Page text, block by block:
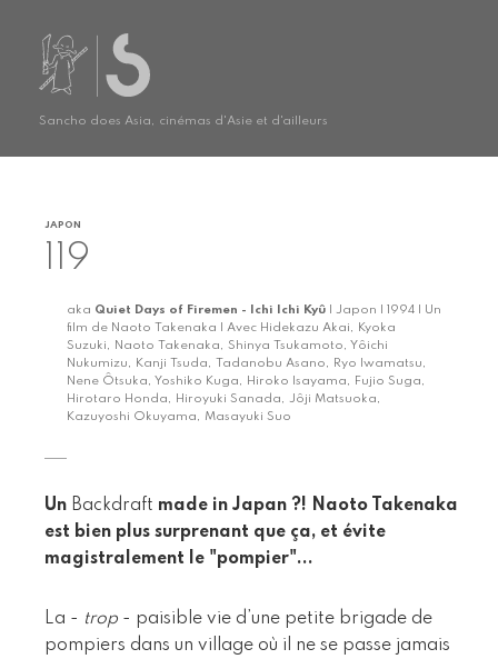
Sancho does Asia, cinémas d'Asie et d'ailleurs
JAPON
119
aka Quiet Days of Firemen - Ichi Ichi Kyû | Japon | 1994 | Un
film de Naoto Takenaka | Avec Hidekazu Akai, Kyoka
Suzuki, Naoto Takenaka, Shinya Tsukamoto, Yôichi
Nukumizu, Kanji Tsuda, Tadanobu Asano, Ryo Iwamatsu,
Nene Ôtsuka, Yoshiko Kuga, Hiroko Isayama, Fujio Suga,
Hirotaro Honda, Hiroyuki Sanada, Jôji Matsuoka,
Kazuyoshi Okuyama, Masayuki Suo
Un Backdraft made in Japan ?! Naoto Takenaka
est bien plus surprenant que ça, et évite
magistralement le "pompier"...
La - trop - paisible vie d’une petite brigade de
pompiers dans un village où il ne se passe jamais